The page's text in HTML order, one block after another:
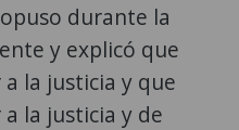
durante la
y explicó que
la justicia y que
la justicia y de